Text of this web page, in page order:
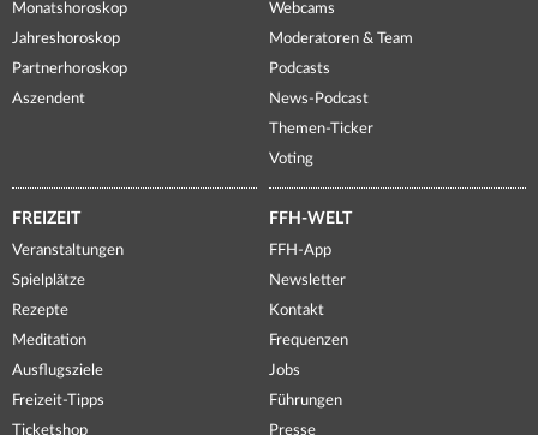
Monatshoroskop
Jahreshoroskop
Partnerhoroskop
Aszendent
Webcams
Moderatoren & Team
Podcasts
News-Podcast
Themen-Ticker
Voting
FREIZEIT
Veranstaltungen
Spielplätze
Rezepte
Meditation
Ausflugsziele
Freizeit-Tipps
Ticketshop
FFH-WELT
FFH-App
Newsletter
Kontakt
Frequenzen
Jobs
Führungen
Presse